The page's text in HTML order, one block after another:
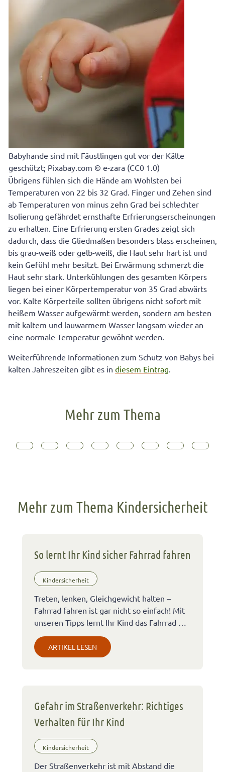
Babyhande sind mit Fäustlingen gut vor der Kälte
geschützt; Pixabay.com © e-zara (CC0 1.0)
Übrigens fühlen sich die Hände am Wohlsten bei
Temperaturen von 22 bis 32 Grad. Finger und Zehen sind
ab Temperaturen von minus zehn Grad bei schlechter
Isolierung gefährdet ernsthafte Erfrierungserscheinungen
zu erhalten. Eine Erfrierung ersten Grades zeigt sich
dadurch, dass die Gliedmaßen besonders blass erscheinen,
bis grau-weiß oder gelb-weiß, die Haut sehr hart ist und
kein Gefühl mehr besitzt. Bei Erwärmung schmerzt die
Haut sehr stark. Unterkühlungen des gesamten Körpers
liegen bei einer Körpertemperatur von 35 Grad abwärts
vor. Kalte Körperteile sollten übrigens nicht sofort mit
heißem Wasser aufgewärmt werden, sondern am besten
mit kaltem und lauwarmem Wasser langsam wieder an
eine normale Temperatur gewöhnt werden.
Weiterführende Informationen zum Schutz von Babys bei
kalten Jahreszeiten gibt es in diesem Eintrag.
Mehr zum Thema
Mehr zum Thema Kindersicherheit
So lernt Ihr Kind sicher Fahrrad fahren
Kindersicherheit
Treten, lenken, Gleichgewicht halten –
Fahrrad fahren ist gar nicht so einfach! Mit
unseren Tipps lernt Ihr Kind das Fahrrad …
ARTIKEL LESEN
Gefahr im Straßenverkehr: Richtiges
Verhalten für Ihr Kind
Kindersicherheit
Der Straßenverkehr ist mit Abstand die